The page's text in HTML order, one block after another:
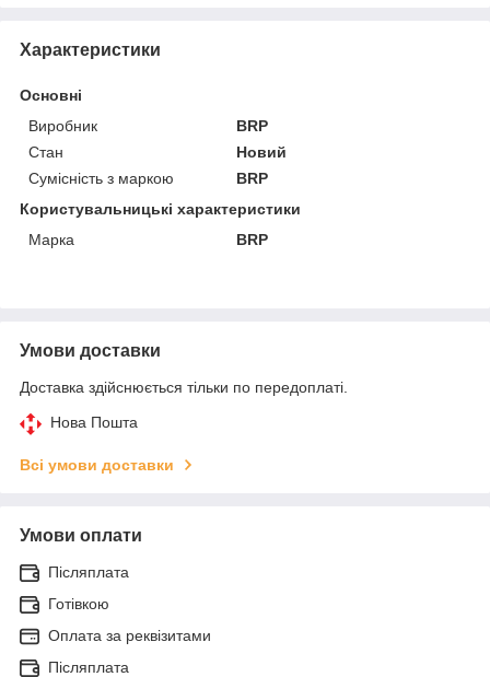
Характеристики
Основні
Виробник
BRP
Стан
Новий
Сумісність з маркою
BRP
Користувальницькі характеристики
Марка
BRP
Умови доставки
Доставка здійснюється тільки по передоплаті.
Нова Пошта
Всі умови доставки
Умови оплати
Післяплата
Готівкою
Оплата за реквізитами
Післяплата